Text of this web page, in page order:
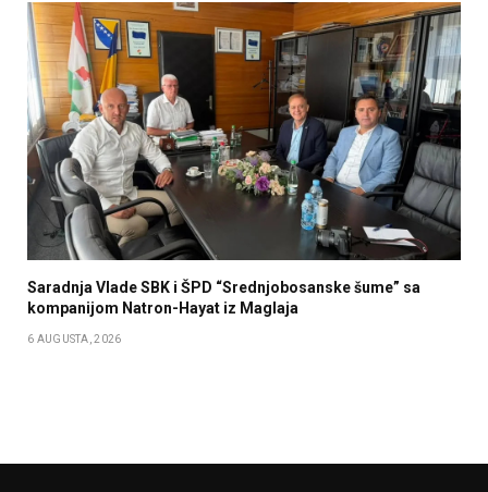
Saradnja Vlade SBK i ŠPD “Srednjobosanske šume” sa
kompanijom Natron-Hayat iz Maglaja
6 AUGUSTA, 2026